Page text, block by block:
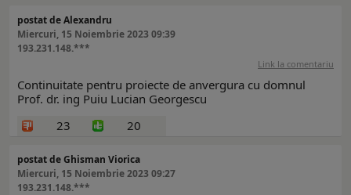
postat de Alexandru
Miercuri, 15 Noiembrie 2023 09:39
193.231.148.***
Link la comentariu
Continuitate pentru proiecte de anvergura cu domnul
Prof. dr. ing Puiu Lucian Georgescu
23
20
postat de Ghisman Viorica
Miercuri, 15 Noiembrie 2023 09:27
193.231.148.***